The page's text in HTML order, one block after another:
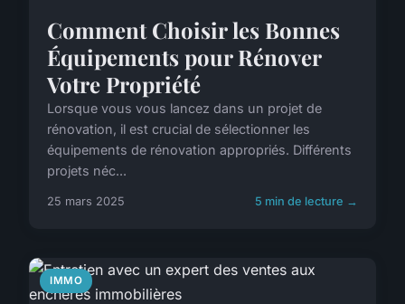
Comment Choisir les Bonnes
Équipements pour Rénover
Votre Propriété
Lorsque vous vous lancez dans un projet de
rénovation, il est crucial de sélectionner les
équipements de rénovation appropriés. Différents
projets néc...
25 mars 2025 5 min de lecture →
IMMO